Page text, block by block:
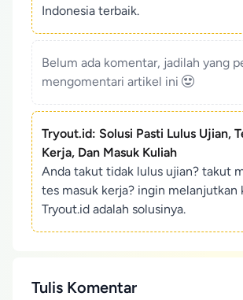
Indonesia terbaik.
Belum ada komentar, jadilah yang
mengomentari artikel ini
Tryout.id: Solusi Pasti Lulus Ujian,
Kerja, Dan Masuk Kuliah
Anda takut tidak lulus ujian? takut
tes masuk kerja? ingin melanjutkan
Tryout.id adalah solusinya.
Tulis Komentar